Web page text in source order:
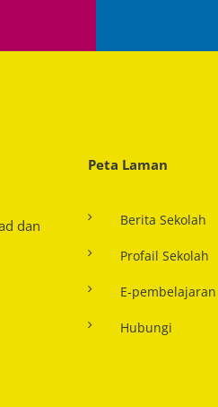
dan
Peta Laman
Berita Sekolah
Profail Sekolah
E-pembelajaran
Hubungi